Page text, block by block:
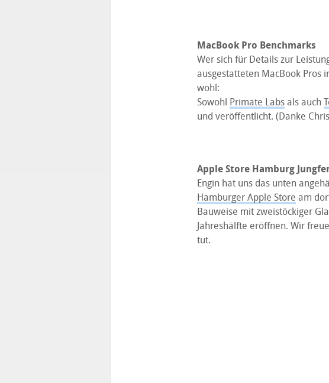
MacBook Pro Benchmarks
Wer sich für Details zur
ausgestatteten MacBook Pros
wohl:
Sowohl Primate Labsals auch
und veröffentlicht. (Danke
Apple Store Hamburg
Engin hat uns das unten
Hamburger Apple Store am
Bauweise mit zweistöckiger
Jahreshälfte eröffnen. Wir
tut.